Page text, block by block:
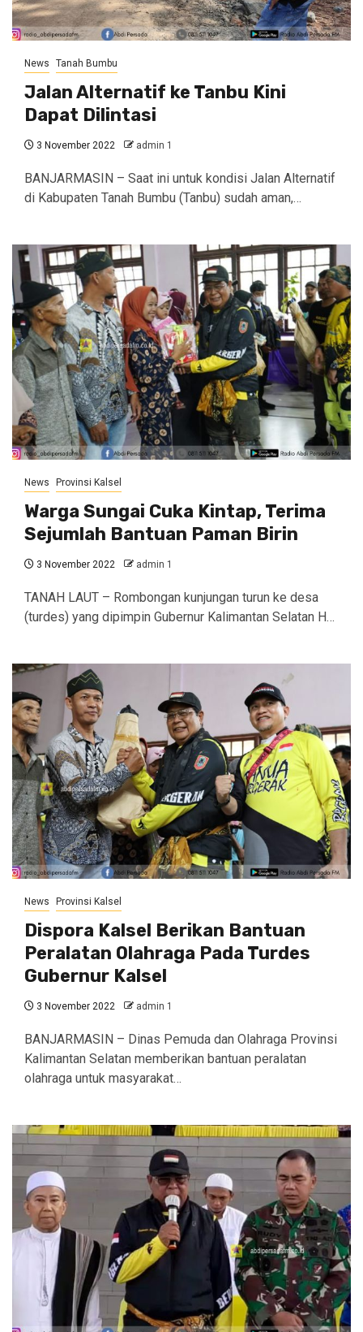
News Tanah Bumbu
Jalan Alternatif ke Tanbu Kini
Dapat Dilintasi
3 November 2022 admin 1
BANJARMASIN – Saat ini untuk kondisi Jalan Alternatif
di Kabupaten Tanah Bumbu (Tanbu) sudah aman,…
News Provinsi Kalsel
Warga Sungai Cuka Kintap, Terima
Sejumlah Bantuan Paman Birin
3 November 2022 admin 1
TANAH LAUT – Rombongan kunjungan turun ke desa
(turdes) yang dipimpin Gubernur Kalimantan Selatan H…
News Provinsi Kalsel
Dispora Kalsel Berikan Bantuan
Peralatan Olahraga Pada Turdes
Gubernur Kalsel
3 November 2022 admin 1
BANJARMASIN – Dinas Pemuda dan Olahraga Provinsi
Kalimantan Selatan memberikan bantuan peralatan
olahraga untuk masyarakat…